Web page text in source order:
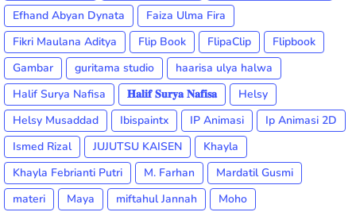
Efhand Abyan Dynata
Faiza Ulma Fira
Fikri Maulana Aditya
Flip Book FlipaClip
Flipbook
Gambar
guritama studio
haarisa ulya halwa
Halif Surya Nafisa
𝐇𝐚𝐥𝐢𝐟 𝐒𝐮𝐫𝐲𝐚 𝐍𝐚𝐟𝐢𝐬𝐚
Helsy
Helsy Musaddad
Ibispaintx IP Animasi
Ip Animasi 2D
Ismed Rizal
JUJUTSU KAISEN
Khayla
Khayla Febrianti Putri
M. Farhan
Mardatil Gusmi
materi
Maya miftahul Jannah
Moho